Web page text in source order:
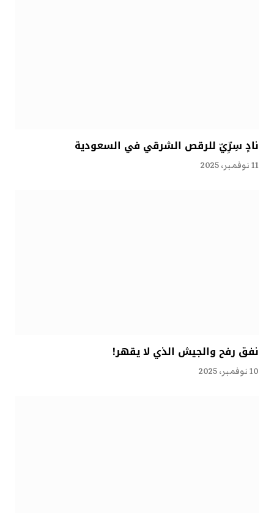
نادٍ سِرِّيّ للرقص الشرقي في السعودية
11 نوفمبر، 2025
نفق رفح والجيش الذي لا يقهر!
10 نوفمبر، 2025